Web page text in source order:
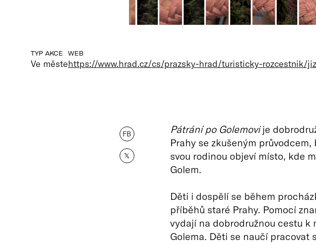
TYP AKCE
Ve měste
WEB
https://www.hrad.cz/cs/prazsky-hrad/turisticky-rozcestnik/
FB
𝕏
Pátrání po Golemovije
Prahy se zkušeným
svou rodinou objeví místo, kde
Golem.
Děti i dospělí se během
příběhů staré Prahy. Pomocí
vydají na dobrodružnou cestu k
Golema. Děti se naučí pracovat